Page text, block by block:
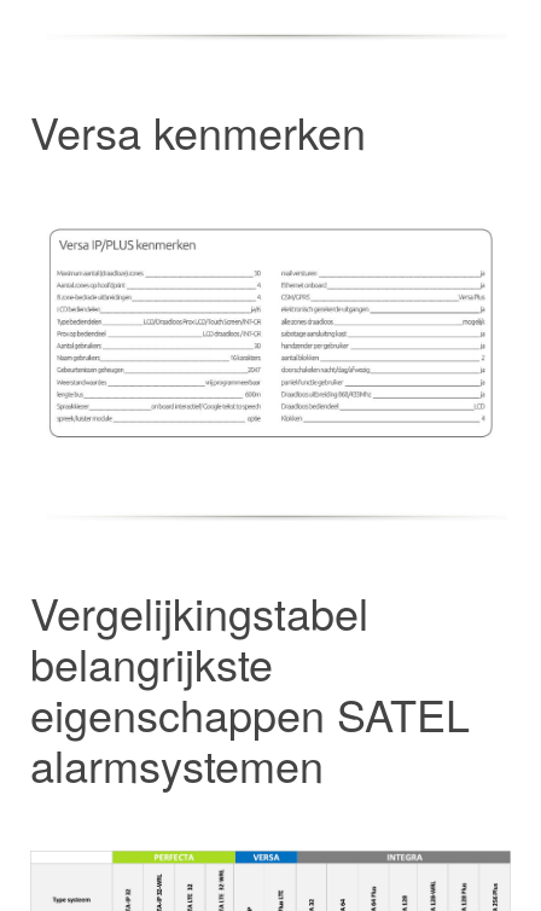
Versa kenmerken
Vergelijkingstabel
belangrijkste
eigenschappen SATEL
alarmsystemen